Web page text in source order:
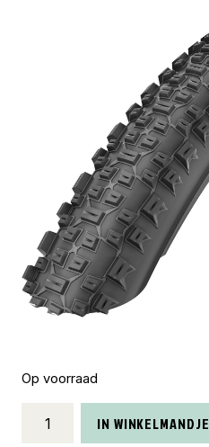
Op voorraad
buitenband
IN WINKELMANDJE